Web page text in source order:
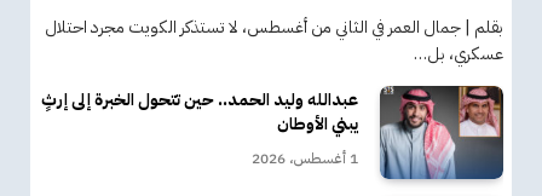
بقلم | جمال العمر في الثاني من أغسطس، لا تستذكر الكويت مجرد احتلال
عسكري، بل…
عبدالله وليد الحمد.. حين تتحول الخبرة إلى إرثٍ
يبني الأوطان
1 أغسطس، 2026